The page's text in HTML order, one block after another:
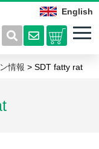
English
情報 > SDT fatty rat